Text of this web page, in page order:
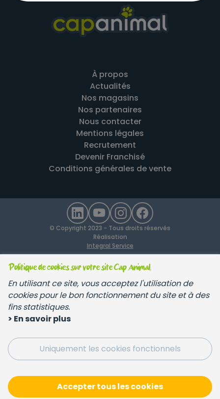
Politique de cookies sur votre site Cap Animal.
En utilisant ce site, vous acceptez l'utilisation de
cookies pour le bon fonctionnement du site et à des
fins statistiques.
> En savoir plus
Uniquement les cookies fonctionnels
Accepter tous les cookies
À propos
Actualités
Nos magasins
Nos partenaires
Nous contacter
Mentions légales
Recrutement
Devenir Franchisé
Conditions générales de vente
© Copyright 2023 - Tous droits réservés
Réalisation
Integral Service